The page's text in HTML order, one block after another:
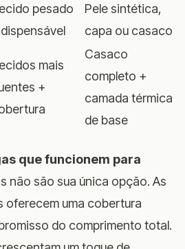
pesado
Pele sintética,
capa ou casaco
mais
+
Casaco
completo +
camada térmica
de base
que funcionem para
não são sua única opção. As
oferecem uma cobertura
do comprimento total.